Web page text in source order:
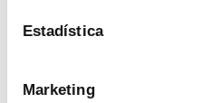
Estadística
Marketing